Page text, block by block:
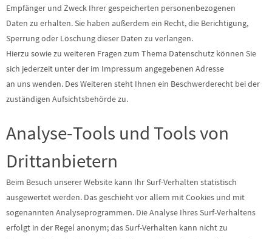
Empfänger und Zweck Ihrer gespeicherten personenbezogenen
Daten zu erhalten. Sie haben außerdem ein Recht, die Berichtigung,
Sperrung oder Löschung dieser Daten zu verlangen.
Hierzu sowie zu weiteren Fragen zum Thema Datenschutz können Sie
sich jederzeit unter der im Impressum angegebenen Adresse
an uns wenden. Des Weiteren steht Ihnen ein Beschwerderecht bei der
zuständigen Aufsichtsbehörde zu.
Analyse-Tools und Tools von
Drittanbietern
Beim Besuch unserer Website kann Ihr Surf-Verhalten statistisch
ausgewertet werden. Das geschieht vor allem mit Cookies und mit
sogenannten Analyseprogrammen. Die Analyse Ihres Surf-Verhaltens
erfolgt in der Regel anonym; das Surf-Verhalten kann nicht zu